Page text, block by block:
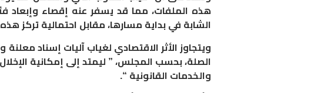
هذه الملفات، مما قد يسفر عنه إقصاء وإبعاد
الشابة في بداية مسارها، مقابل احتمالية تركز
ويتجاوز الأثر الاقتصادي لغياب آليات إسناد
الصلة، بحسب المجلس، ” ليمتد إلى إمكانية
والخدمات القانونية “.